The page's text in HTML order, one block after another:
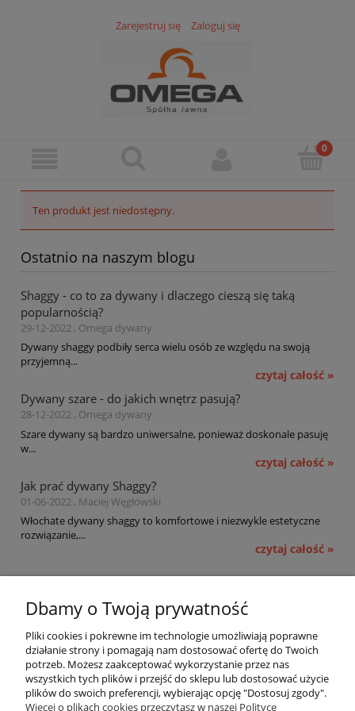
Zarejestruj się Zaloguj się
Ten produkt jest niedostępny.
Ostatnio na naszym blogu
Shaggy - co to za dywany i dlaczego cieszą się taką
popularnością?
29-12-2022 , Omega dywany
Dywany shaggy podbiły serca wielu osób ze względu na swoją
przyjemną...
czytaj całość »
Dywany szare - do jakich wnętrz pasują?
28-12-2022 , Omega dywany
Szare dywany są bardzo uniwersalne, ponieważ doskonale pasuję
w...
czytaj całość »
Jak prać dywany Shaggy?
01-06-2022 , Maciej Węgłowski
Włochate dywany shaggy to komfortowe i niezwykle estetyczne
rozwiązanie,...
czytaj całość »
Płatności i dostawa
Informacje
Dbamy o Twoją prywatność
Pliki cookies i pokrewne im technologie umożliwiają poprawne
działanie strony i pomagają nam dostosować ofertę do Twoich
potrzeb. Możesz zaakceptować wykorzystanie przez nas
wszystkich tych plików i przejść do sklepu lub dostosować użycie
plików do swoich preferencji, wybierając opcję "Dostosuj zgody".
Więcej o plikach cookies przeczytasz w naszej Polityce